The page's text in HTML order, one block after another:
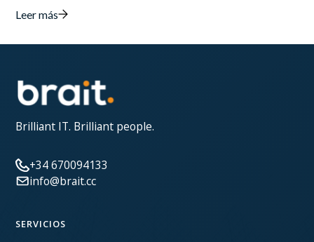
Leer más
Brilliant IT. Brilliant people.
+34 670094133
info@brait.cc
SERVICIOS